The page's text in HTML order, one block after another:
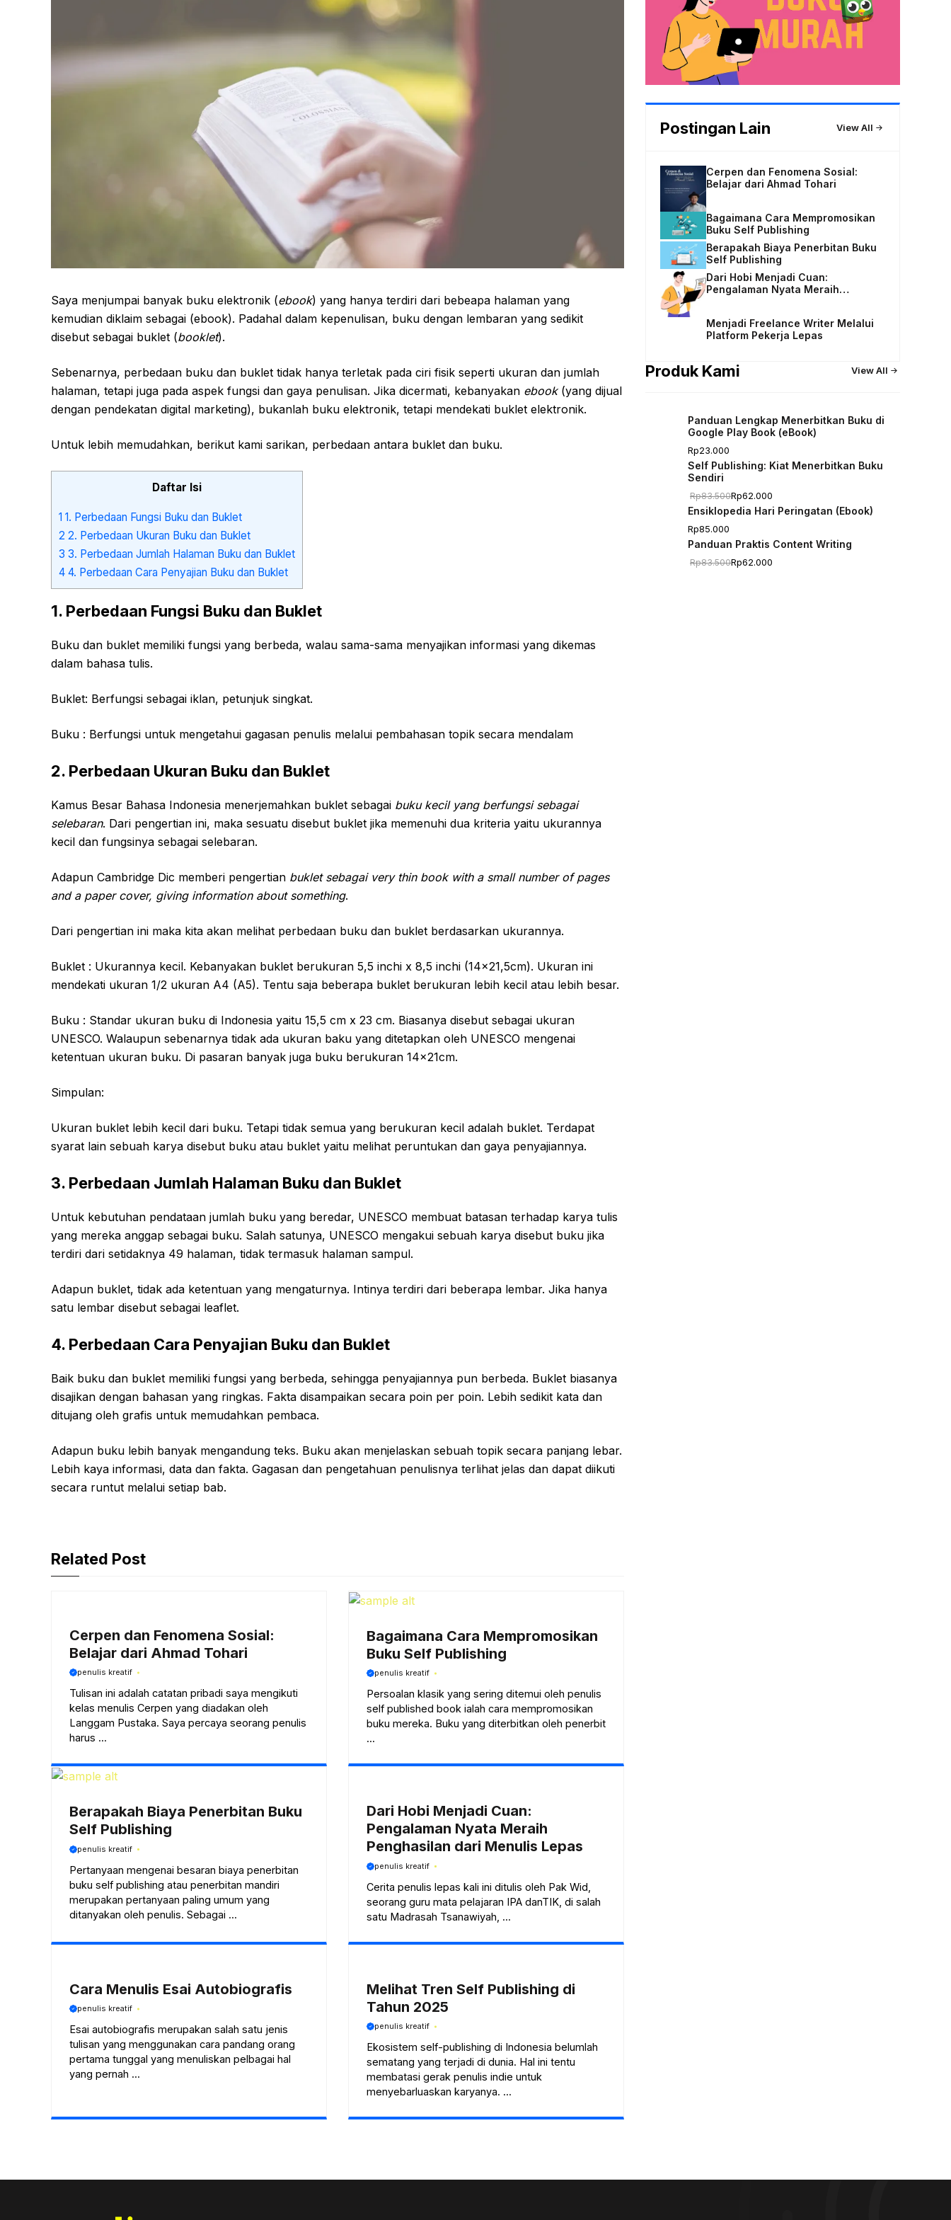
Saya menjumpai banyak buku elektronik (ebook) yang hanya terdiri dari bebeapa halaman yang
kemudian diklaim sebagai (ebook). Padahal dalam kepenulisan, buku dengan lembaran yang sedikit
disebut sebagai buklet (booklet).
Sebenarnya, perbedaan buku dan buklet tidak hanya terletak pada ciri fisik seperti ukuran dan jumlah
halaman, tetapi juga pada aspek fungsi dan gaya penulisan. Jika dicermati, kebanyakan ebook (yang dijual
dengan pendekatan digital marketing), bukanlah buku elektronik, tetapi mendekati buklet elektronik.
Untuk lebih memudahkan, berikut kami sarikan, perbedaan antara buklet dan buku.
Daftar Isi
1 1. Perbedaan Fungsi Buku dan Buklet
2 2. Perbedaan Ukuran Buku dan Buklet
3 3. Perbedaan Jumlah Halaman Buku dan Buklet
4 4. Perbedaan Cara Penyajian Buku dan Buklet
1. Perbedaan Fungsi Buku dan Buklet
Buku dan buklet memiliki fungsi yang berbeda, walau sama-sama menyajikan informasi yang dikemas
dalam bahasa tulis.
Buklet: Berfungsi sebagai iklan, petunjuk singkat.
Buku : Berfungsi untuk mengetahui gagasan penulis melalui pembahasan topik secara mendalam
2. Perbedaan Ukuran Buku dan Buklet
Kamus Besar Bahasa Indonesia menerjemahkan buklet sebagai buku kecil yang berfungsi sebagai
selebaran. Dari pengertian ini, maka sesuatu disebut buklet jika memenuhi dua kriteria yaitu ukurannya
kecil dan fungsinya sebagai selebaran.
Adapun Cambridge Dic memberi pengertian buklet sebagai very thin book with a small number of pages
and a paper cover, giving information about something.
Dari pengertian ini maka kita akan melihat perbedaan buku dan buklet berdasarkan ukurannya.
Buklet : Ukurannya kecil. Kebanyakan buklet berukuran 5,5 inchi x 8,5 inchi (14×21,5cm). Ukuran ini
mendekati ukuran 1/2 ukuran A4 (A5). Tentu saja beberapa buklet berukuran lebih kecil atau lebih besar.
Buku : Standar ukuran buku di Indonesia yaitu 15,5 cm x 23 cm. Biasanya disebut sebagai ukuran
UNESCO. Walaupun sebenarnya tidak ada ukuran baku yang ditetapkan oleh UNESCO mengenai
ketentuan ukuran buku. Di pasaran banyak juga buku berukuran 14x21cm.
Simpulan:
Ukuran buklet lebih kecil dari buku. Tetapi tidak semua yang berukuran kecil adalah buklet. Terdapat
syarat lain sebuah karya disebut buku atau buklet yaitu melihat peruntukan dan gaya penyajiannya.
3. Perbedaan Jumlah Halaman Buku dan Buklet
Untuk kebutuhan pendataan jumlah buku yang beredar, UNESCO membuat batasan terhadap karya tulis
yang mereka anggap sebagai buku. Salah satunya, UNESCO mengakui sebuah karya disebut buku jika
terdiri dari setidaknya 49 halaman, tidak termasuk halaman sampul.
Adapun buklet, tidak ada ketentuan yang mengaturnya. Intinya terdiri dari beberapa lembar. Jika hanya
satu lembar disebut sebagai leaflet.
4. Perbedaan Cara Penyajian Buku dan Buklet
Baik buku dan buklet memiliki fungsi yang berbeda, sehingga penyajiannya pun berbeda. Buklet biasanya
disajikan dengan bahasan yang ringkas. Fakta disampaikan secara poin per poin. Lebih sedikit kata dan
ditujang oleh grafis untuk memudahkan pembaca.
Adapun buku lebih banyak mengandung teks. Buku akan menjelaskan sebuah topik secara panjang lebar.
Lebih kaya informasi, data dan fakta. Gagasan dan pengetahuan penulisnya terlihat jelas dan dapat diikuti
secara runtut melalui setiap bab.
Related Post
Cerpen dan Fenomena Sosial:
Belajar dari Ahmad Tohari
penulis kreatif
Tulisan ini adalah catatan pribadi saya mengikuti
kelas menulis Cerpen yang diadakan oleh
Langgam Pustaka. Saya percaya seorang penulis
harus ...
Bagaimana Cara Mempromosikan
Buku Self Publishing
penulis kreatif
Persoalan klasik yang sering ditemui oleh penulis
self published book ialah cara mempromosikan
buku mereka. Buku yang diterbitkan oleh penerbit
...
Berapakah Biaya Penerbitan Buku
Self Publishing
penulis kreatif
Pertanyaan mengenai besaran biaya penerbitan
buku self publishing atau penerbitan mandiri
merupakan pertanyaan paling umum yang
ditanyakan oleh penulis. Sebagai ...
Dari Hobi Menjadi Cuan:
Pengalaman Nyata Meraih
Penghasilan dari Menulis Lepas
penulis kreatif
Cerita penulis lepas kali ini ditulis oleh Pak Wid,
seorang guru mata pelajaran IPA danTIK, di salah
satu Madrasah Tsanawiyah, ...
Cara Menulis Esai Autobiografis
penulis kreatif
Esai autobiografis merupakan salah satu jenis
tulisan yang menggunakan cara pandang orang
pertama tunggal yang menuliskan pelbagai hal
yang pernah ...
Melihat Tren Self Publishing di
Tahun 2025
penulis kreatif
Ekosistem self-publishing di Indonesia belumlah
sematang yang terjadi di dunia. Hal ini tentu
membatasi gerak penulis indie untuk
menyebarluaskan karyanya. ...
Postingan Lain View All
Cerpen dan Fenomena Sosial:
Belajar dari Ahmad Tohari
Bagaimana Cara Mempromosikan
Buku Self Publishing
Berapakah Biaya Penerbitan Buku
Self Publishing
Dari Hobi Menjadi Cuan:
Pengalaman Nyata Meraih
Menjadi Freelance Writer Melalui
Platform Pekerja Lepas
Produk Kami View All
Panduan Lengkap Menerbitkan Buku di
Google Play Book (eBook)
Rp23.000
Self Publishing: Kiat Menerbitkan Buku
Sendiri
Rp83.500
Harga
adalah:
Rp62.000
Harga
ini
Ensiklopedia Hari Peringatan (Ebook)
Rp85.000
Panduan Praktis Content Writing
Rp83.500
Harga
Rp62.000
Harga